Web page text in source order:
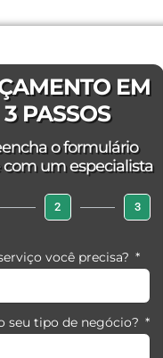
EM
3 PASSOS
o formulário
com um especialista
2 3
você precisa?
seu tipo de negócio?